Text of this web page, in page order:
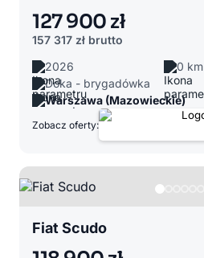
127 900 zł
157 317 zł brutto
2026
0 km
Doka - brygadówka
Warszawa (Mazowieckie)
Zobacz oferty:
Fiat Scudo